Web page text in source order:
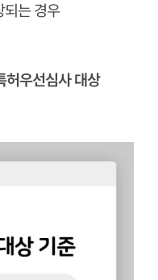
되는 경우
허우선심사 대상